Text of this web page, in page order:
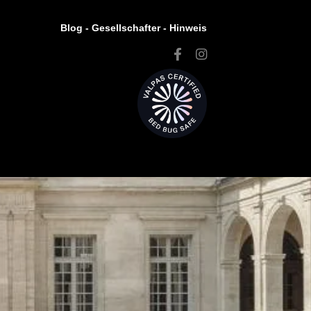
Blog -Gesellschafter- Hinweis